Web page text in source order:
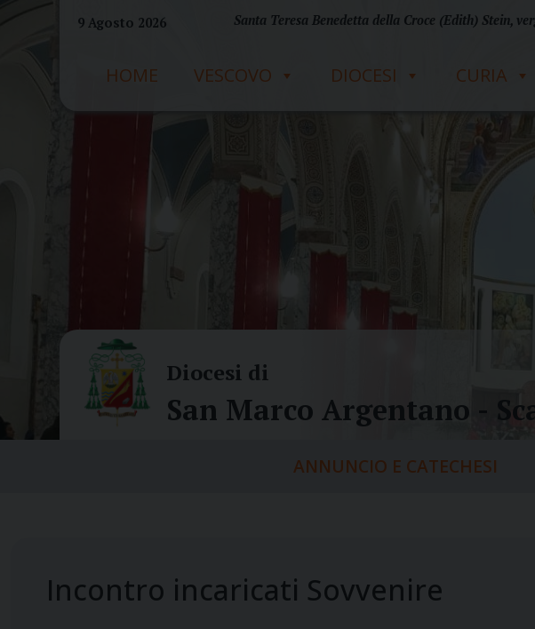
9 Agosto 2026 Santa Teresa Benedetta della Croce (Edith) Stein,
HOME VESCOVO DIOCESI CURIA
Diocesi di
San Marco Argentano -
ANNUNCIO E CATECHESI
Incontro incaricati Sovvenire